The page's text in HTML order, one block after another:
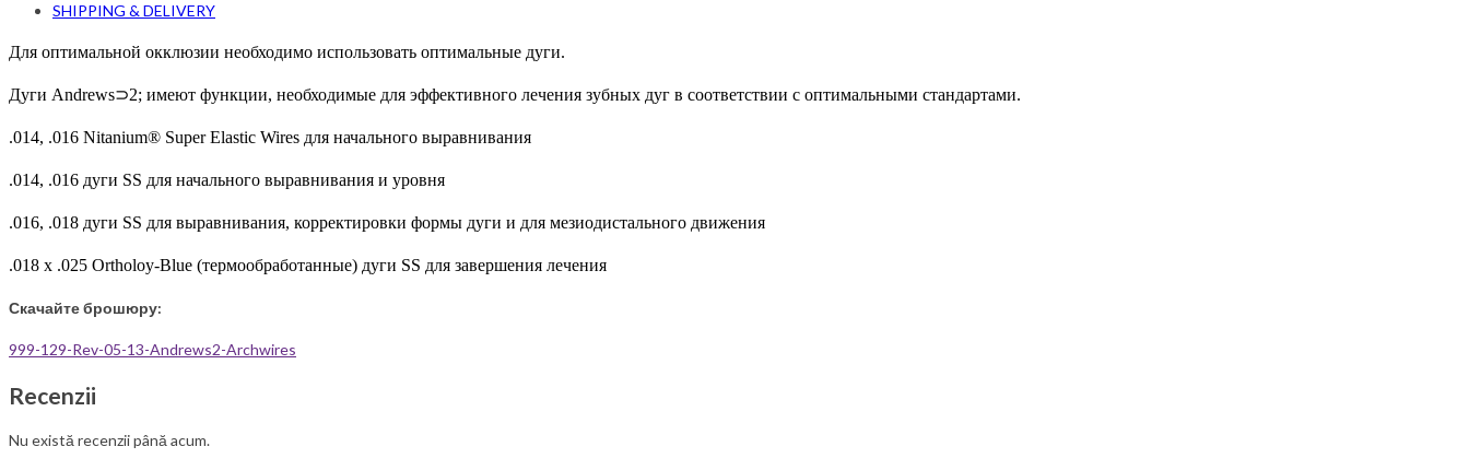
SHIPPING & DELIVERY
Для оптимальной окклюзии необходимо использовать оптимальные дуги.
Дуги Andrews⊃2; имеют функции, необходимые для эффективного лечения зубных дуг в соответствии с оптимальными стандартами.
.014, .016 Nitanium® Super Elastic Wires для начального выравнивания
.014, .016 дуги SS для начального выравнивания и уровня
.016, .018 дуги SS для выравнивания, корректировки формы дуги и для мезиодистального движения
.018 x .025 Ortholoy-Blue (термообработанные) дуги SS для завершения лечения
Скачайте брошюру:
999-129-Rev-05-13-Andrews2-Archwires
Recenzii
Nu există recenzii până acum.